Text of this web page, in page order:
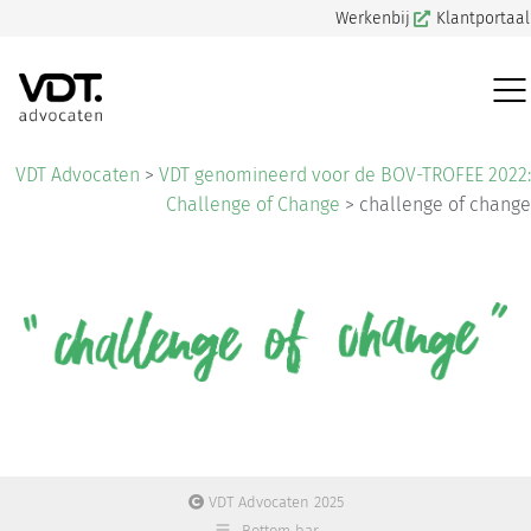
Werkenbij Klantportaal
VDT Advocaten > VDT genomineerd voor de BOV-TROFEE 2022:
Challenge of Change > challenge of change
VDT Advocaten 2025